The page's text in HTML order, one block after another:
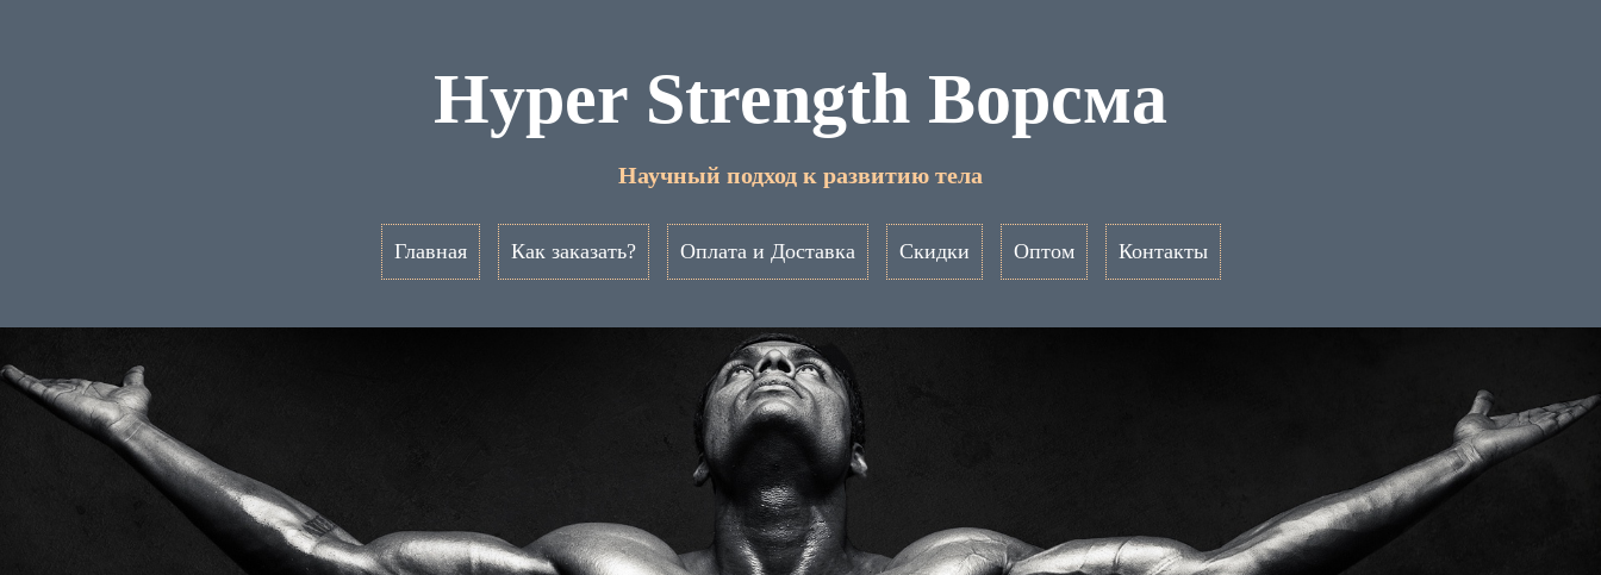
Hyper Strength Ворсма
Научный подход к развитию тела
Главная Как заказать? Оплата и Доставка Скидки Оптом Контакты